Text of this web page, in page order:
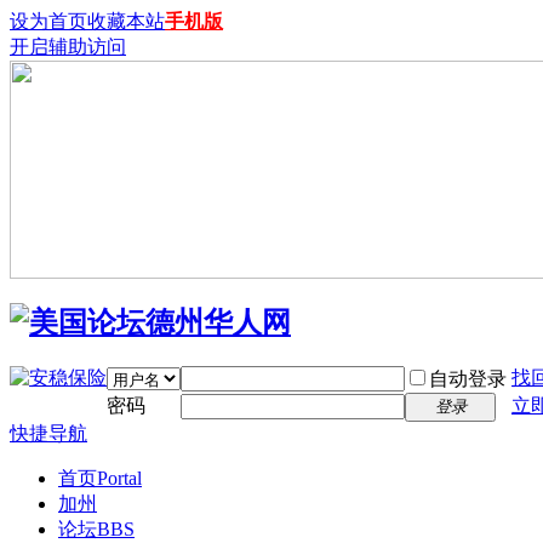
设为首页收藏本站手机版
开启辅助访问
自动登录 找
密码
登录
立
快捷导航
首页Portal
加州
论坛BBS